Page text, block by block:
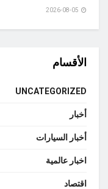
الأقسام
UNCATEGORIZED
أخبار
أخبار السيارات
اخبار عالمية
اقتصاد